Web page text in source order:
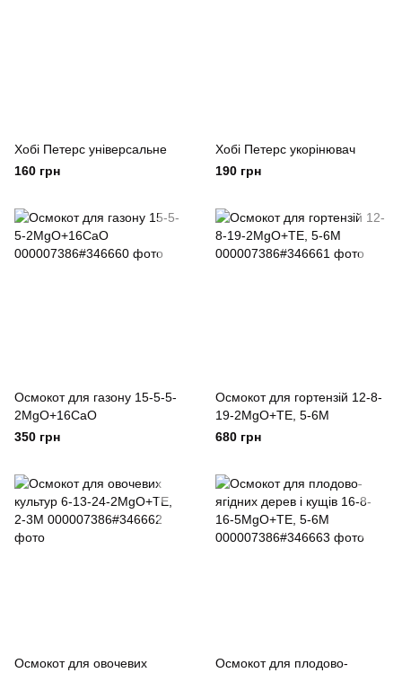
Хобі Петерс універсальне
160 грн
Хобі Петерс укорінювач
190 грн
Осмокот для газону 15-5-5-
2MgO+16CaO
350 грн
Осмокот для гортензій 12-8-
19-2MgO+TE, 5-6М
680 грн
Осмокот для овочевих
Осмокот для плодово-